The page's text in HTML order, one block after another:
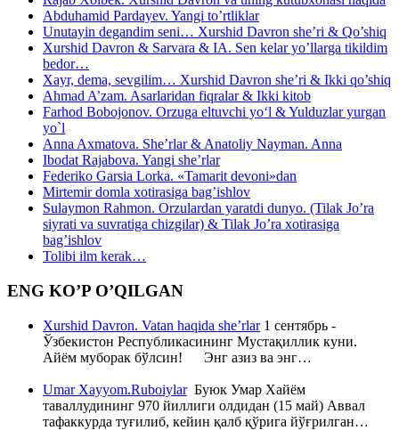
Abduhamid Pardayev. Yangi to’rtliklar
Unutayin degandim seni… Xurshid Davron she’ri & Qo’shiq
Xurshid Davron & Sarvara & IA. Sen kelar yo’llarga tikildim
bedor…
Xayr, dema, sevgilim… Xurshid Davron she’ri & Ikki qo’shiq
Ahmad A’zam. Asarlaridan fiqralar & Ikki kitob
Farhod Bobojonov. Orzuga eltuvchi yo‘l & Yulduzlar yurgan
yo`l
Anna Axmatova. She’rlar & Anatoliy Nayman. Anna
Ibodat Rajabova. Yangi she’rlar
Federiko Garsia Lorka. «Tamarit devoni»dan
Mirtemir domla xotirasiga bag’ishlov
Sulaymon Rahmon. Orzulardan yaratdi dunyo. (Tilak Jo’ra
siyrati va suvratiga chizgilar) & Tilak Jo’ra xotirasiga
bag’ishlov
Tolibi ilm kerak…
ENG KO’P O’QILGAN
Xurshid Davron. Vatan haqida she’rlar1 сентябрь -
Ўзбекистон Республикасининг Мустақиллик куни.
Айём муборак бўлсин! Энг азиз ва энг…
Umar Xayyom.RuboiylarБуюк Умар Хайём
таваллудининг 970 йиллиги олдидан (15 май) Аввал
тафаккурда туғилиб, кейин қалб қўрига йўғрилган…